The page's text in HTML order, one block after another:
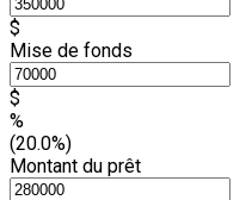
$
Mise de fonds
$
%
(20.0%)
Montant du prêt